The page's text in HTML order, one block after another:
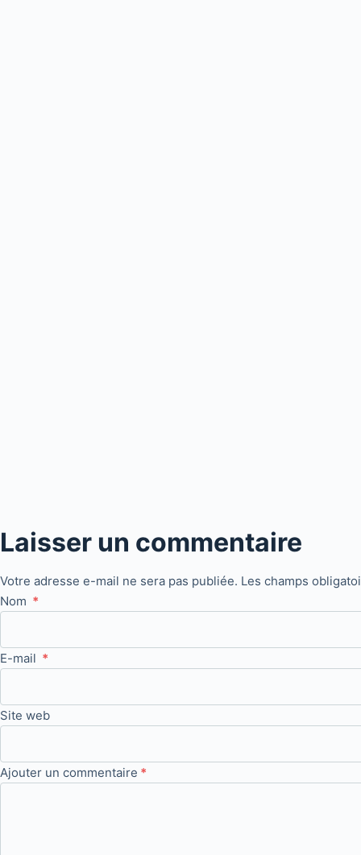
Laisser un commentaire
Votre adresse e-mail ne sera pas publiée. Les champs
Nom *
E-mail *
Site web
Ajouter un commentaire *